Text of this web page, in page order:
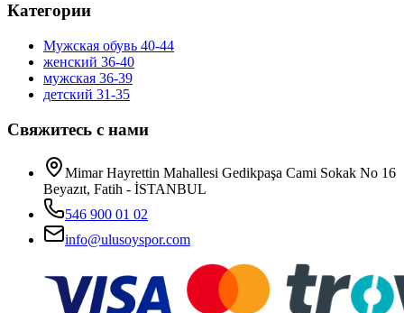
Категории
Мужская обувь 40-44
женский 36-40
мужская 36-39
детский 31-35
Свяжитесь с нами
Mimar Hayrettin Mahallesi Gedikpaşa Cami Sokak No 16
Beyazıt, Fatih - İSTANBUL
546 900 01 02
info@ulusoyspor.com